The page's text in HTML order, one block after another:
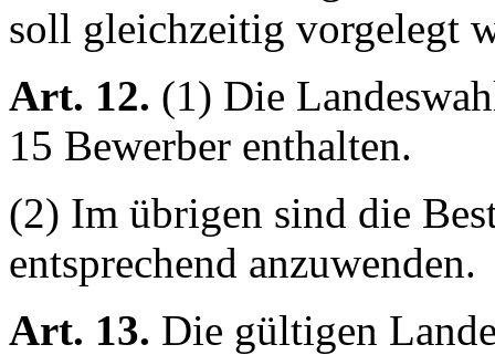
soll gleichzeitig vorgelegt
Art. 12. (1) Die
15 Bewerber enthalten.
(2) Im übrigen sind die
entsprechend anzuwenden.
Art. 13. Die gültigen